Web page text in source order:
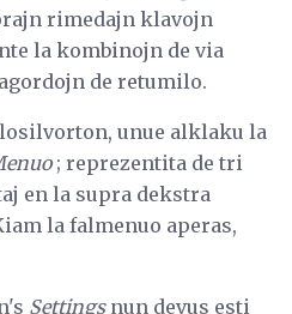
rimedajn klavojn
la kombinojn de via
de retumilo.
unue alklaku la
; reprezentita de tri
en la supra dekstra
la falmenuo aperas,
Settingsnun devus esti